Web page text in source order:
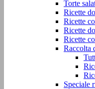
Torte
Ricette
Ricette
Ricette
Ricette
Raccolta
Speciale